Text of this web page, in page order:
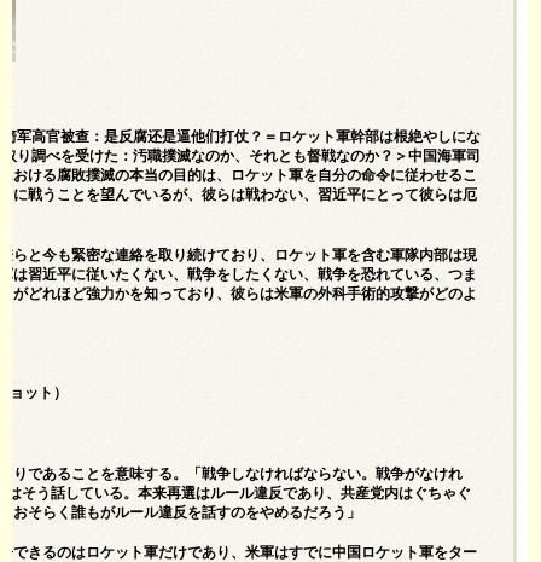
军高官被查：是反腐还是逼他们打仗？＝ロケット軍幹部は根絶やしにな
り調べを受けた：汚職撲滅なのか、それとも督戦なのか？＞中国海軍司
ける腐敗撲滅の本当の目的は、ロケット軍を自分の命令に従わせるこ
に戦うことを望んでいるが、彼らは戦わない、習近平にとって彼らは厄
らと今も緊密な連絡を取り続けており、ロケット軍を含む軍隊内部は現
は習近平に従いたくない、戦争をしたくない、戦争を恐れている、つま
がどれほど強力かを知っており、彼らは米軍の外科手術的攻撃がどのよ
ョット）
りであることを意味する。「戦争しなければならない。戦争がなけれ
そう話している。本来再選はルール違反であり、共産党内はぐちゃぐ
そらく誰もがルール違反を話すのをやめるだろう」
できるのはロケット軍だけであり、米軍はすでに中国ロケット軍をター